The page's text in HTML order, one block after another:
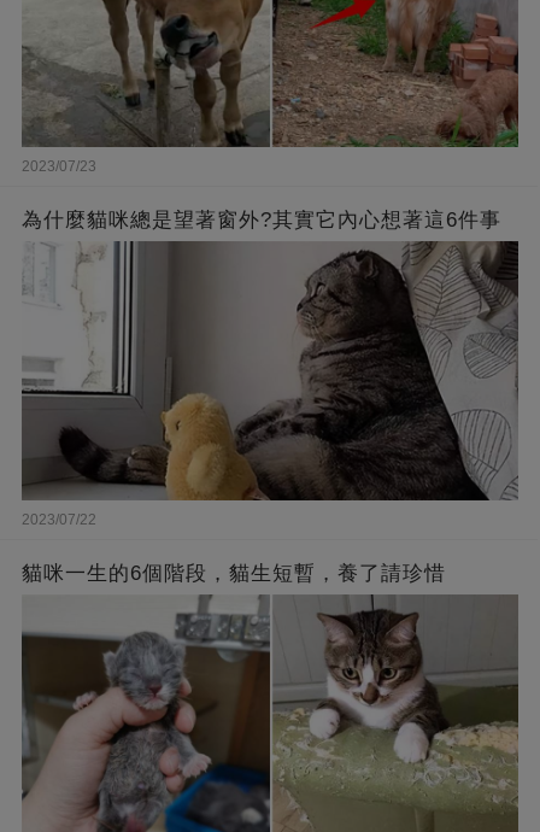
2023/07/23
為什麼貓咪總是望著窗外?其實它內心想著這6件事
2023/07/22
貓咪一生的6個階段，貓生短暫，養了請珍惜